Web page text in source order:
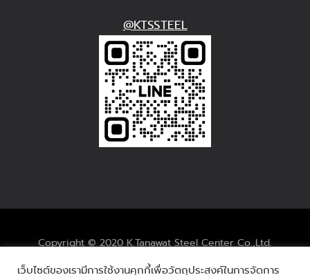
@KTSSTEEL
Copyright © 2020K.Tanawat Steel Center Co.,Ltd.
เว็บไซต์ของเรามีการใช้งานคุกกี้เพื่อวัตถุประสงค์ในการจัดการ